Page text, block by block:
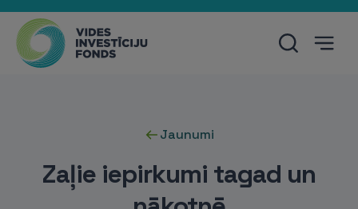
Jaunumi
Zaļie iepirkumi tagad un